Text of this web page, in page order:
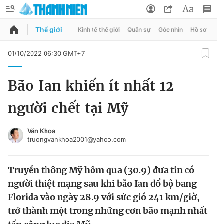
QUẢNG CÁO
Chào ngày mới Tin 24h
Tin thị trường Tin 360
Video Magazine
Đổi mật khẩu
Tin đã lưu
Tin đã xem
Thế giới Kinh tế thế giới Quân sự Góc nhìn Hồ sơ
01/10/2022 06:30 GMT+7
Bão Ian khiến ít nhất 12
người chết tại Mỹ
Văn Khoa
truongvankhoa2001@yahoo.com
Truyền thông Mỹ hôm qua (30.9) đưa tin có
người thiệt mạng sau khi bão Ian đổ bộ bang
Florida vào ngày 28.9 với sức gió 241 km/giờ,
trở thành một trong những cơn bão mạnh nhất